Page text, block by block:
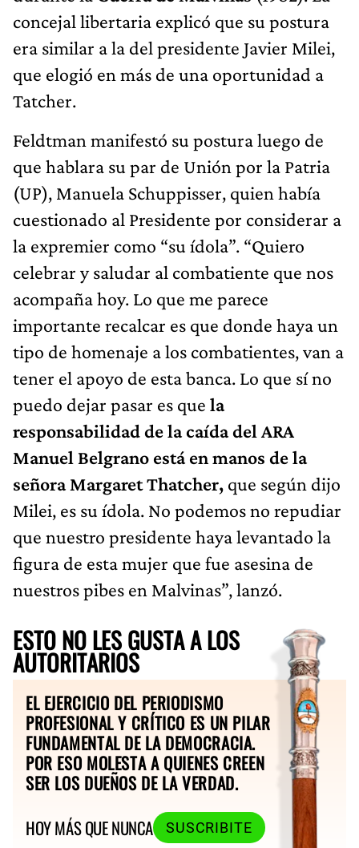
concejal libertaria explicó que su postura
era similar a la del presidente Javier Milei,
que elogió en más de una oportunidad a
Tatcher.
Feldtman manifestó su postura luego de
que hablara su par de Unión por la Patria
(UP), Manuela Schuppisser, quien había
cuestionado al Presidente por considerar a
la expremier como “su ídola”. “Quiero
celebrar y saludar al combatiente que nos
acompaña hoy. Lo que me parece
importante recalcar es que donde haya un
tipo de homenaje a los combatientes, van a
tener el apoyo de esta banca. Lo que sí no
puedo dejar pasar es que la
responsabilidad de la caída del ARA
Manuel Belgrano está en manos de la
señora Margaret Thatcher, que según dijo
Milei, es su ídola. No podemos no repudiar
que nuestro presidente haya levantado la
figura de esta mujer que fue asesina de
nuestros pibes en Malvinas”, lanzó.
ESTO NO LES GUSTA A LOS
AUTORITARIOS
EL EJERCICIO DEL PERIODISMO
PROFESIONAL Y CRÍTICO ES UN PILAR
FUNDAMENTAL DE LA DEMOCRACIA.
POR ESO MOLESTA A QUIENES CREEN
SER LOS DUEÑOS DE LA VERDAD.
HOY MÁS QUE NUNCA
SUSCRIBITE